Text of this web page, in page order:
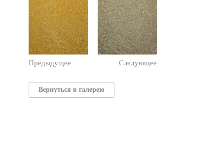
Предыдущее Следующее
Вернуться в галерею